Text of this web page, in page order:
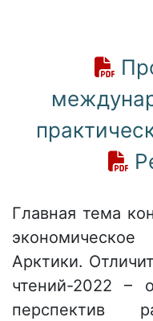
Главная тема
Арктики.
чтений-2022 –
перспектив